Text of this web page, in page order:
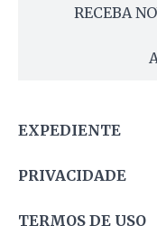
RECEBA
EXPEDIENTE
PRIVACIDADE
TERMOS DE USO